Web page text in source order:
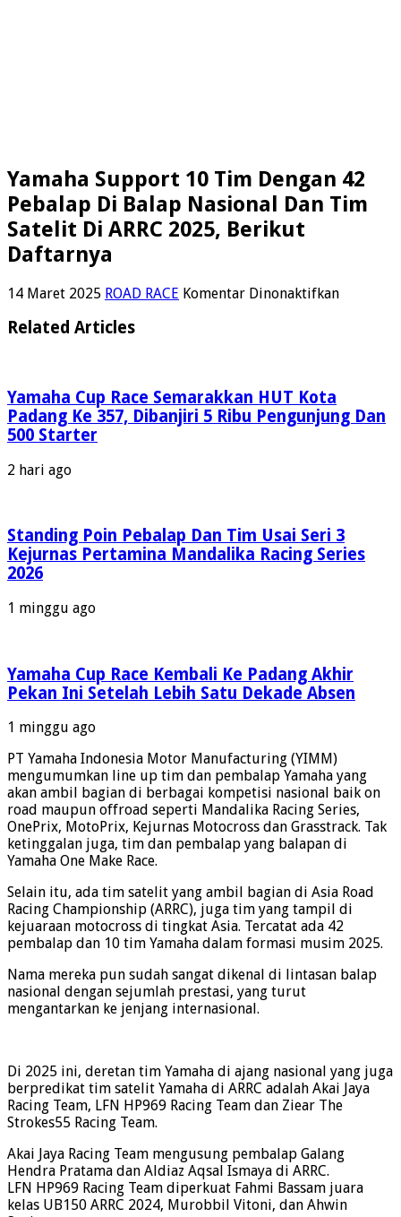
Yamaha Support 10 Tim Dengan 42
Pebalap Di Balap Nasional Dan Tim
Satelit Di ARRC 2025, Berikut
Daftarnya
14 Maret 2025 ROAD RACE Komentar Dinonaktifkanpada
Pebalap
Di
Di
ARRC
2025,
Related Articles
Yamaha Cup Race Semarakkan HUT Kota
Padang Ke 357, Dibanjiri 5 Ribu Pengunjung Dan
500 Starter
2 hari ago
Standing Poin Pebalap Dan Tim Usai Seri 3
Kejurnas Pertamina Mandalika Racing Series
2026
1 minggu ago
Yamaha Cup Race Kembali Ke Padang Akhir
Pekan Ini Setelah Lebih Satu Dekade Absen
1 minggu ago
PT Yamaha Indonesia Motor Manufacturing (YIMM)
mengumumkan line up tim dan pembalap Yamaha yang
akan ambil bagian di berbagai kompetisi nasional baik on
road maupun offroad seperti Mandalika Racing Series,
OnePrix, MotoPrix, Kejurnas Motocross dan Grasstrack. Tak
ketinggalan juga, tim dan pembalap yang balapan di
Yamaha One Make Race.
Selain itu, ada tim satelit yang ambil bagian di Asia Road
Racing Championship (ARRC), juga tim yang tampil di
kejuaraan motocross di tingkat Asia. Tercatat ada 42
pembalap dan 10 tim Yamaha dalam formasi musim 2025.
Nama mereka pun sudah sangat dikenal di lintasan balap
nasional dengan sejumlah prestasi, yang turut
mengantarkan ke jenjang internasional.
Di 2025 ini, deretan tim Yamaha di ajang nasional yang juga
berpredikat tim satelit Yamaha di ARRC adalah Akai Jaya
Racing Team, LFN HP969 Racing Team dan Ziear The
Strokes55 Racing Team.
Akai Jaya Racing Team mengusung pembalap Galang
Hendra Pratama dan Aldiaz Aqsal Ismaya di ARRC.
LFN HP969 Racing Team diperkuat Fahmi Bassam juara
kelas UB150 ARRC 2024, Murobbil Vitoni, dan Ahwin